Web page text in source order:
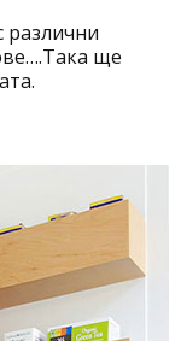
различни
ще